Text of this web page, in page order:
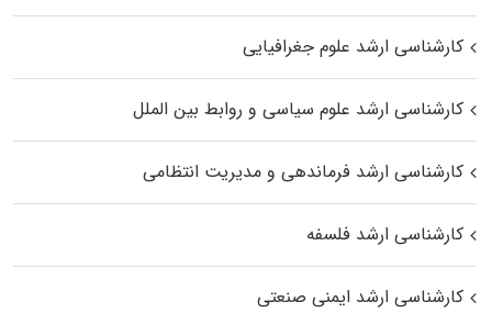
کارشناسی ارشد علوم جغرافیایی
کارشناسی ارشد علوم سیاسی و روابط بین الملل
کارشناسی ارشد فرماندهی و مدیریت انتظامی
کارشناسی ارشد فلسفه
کارشناسی ارشد ایمنی صنعتی